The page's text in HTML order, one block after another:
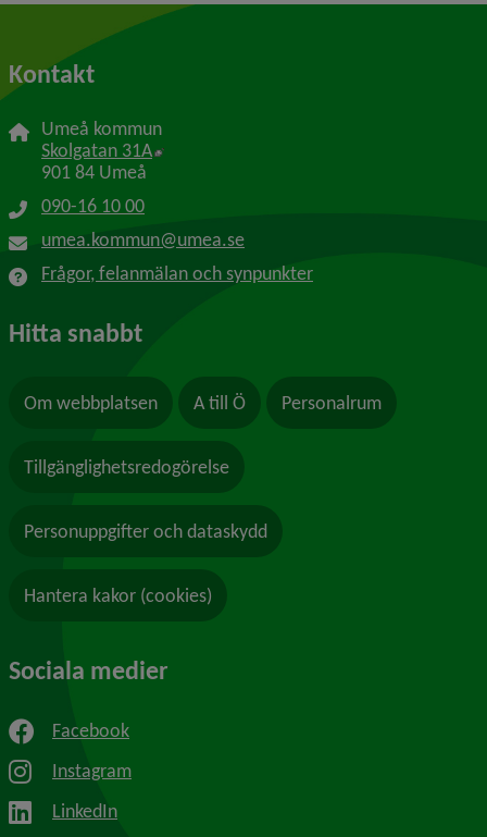
Kontakt
Umeå kommun
Skolgatan 31A Länk till annan webbplats, öppnas i nytt
901 84 Umeå
090-16 10 00
umea.kommun@umea.se
Frågor, felanmälan och synpunkter
Hitta snabbt
Om webbplatsen A till Ö Personalrum
Tillgänglighetsredogörelse
Personuppgifter och dataskydd
Hantera kakor (cookies)
Sociala medier
Facebook
Instagram
LinkedIn